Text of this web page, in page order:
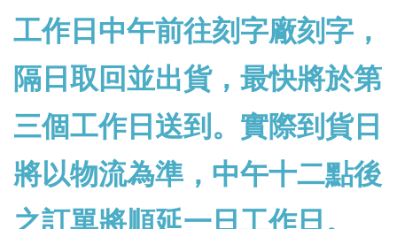
工作日中午前往刻字廠刻字，
隔日取回並出貨，最快將於第
三個工作日送到。實際到貨日
將以物流為準，中午十二點後
之訂單將順延一日工作日。